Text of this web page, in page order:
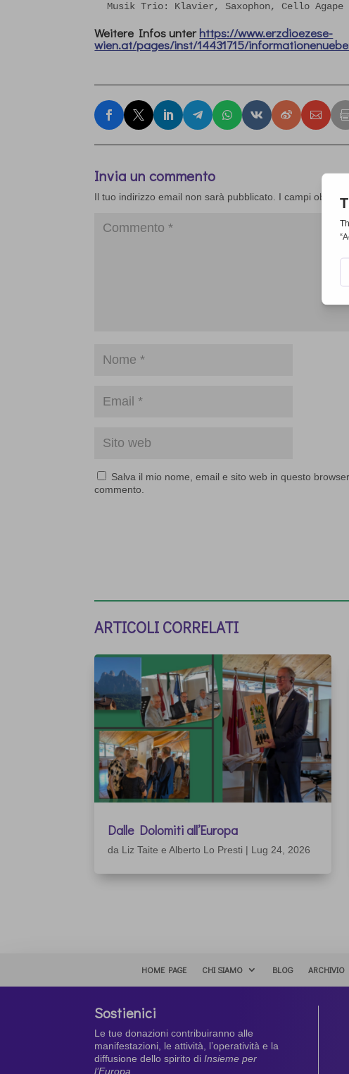
Musik Trio: Klavier, Saxophon, Cello Agape
Weitere Infos unterhttps://www.erzdioezese-
wien.at/pages/inst/14431715/
Invia un commento
Il tuo indirizzo email non sarà pubblicato. I campi
Salva il mio nome, email e sito web in questo
commento.
ARTICOLI CORRELATI
Dalle Dolomiti all’Europa
da Liz Taite e Alberto Lo Presti | Lug 24, 2026
HOME PAGE CHI SIAMO BLOG ARCHIVIO
Sostienici
Le tue donazioni contribuiranno alle
manifestazioni, le attività, l’operatività e la
diffusione dello spirito diInsieme per
l’Europa